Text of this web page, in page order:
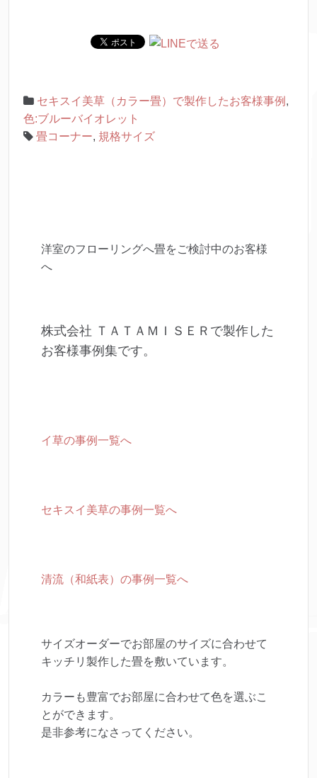
セキスイ美草（カラー畳）で製作したお客様事例 ,
色:ブルーバイオレット
畳コーナー, 規格サイズ
洋室のフローリングへ畳をご検討中のお客様
へ
株式会社 ＴＡＴＡＭＩＳＥＲで製作した
お客様事例集です。
イ草の事例一覧へ
セキスイ美草の事例一覧へ
清流（和紙表）の事例一覧へ
サイズオーダーでお部屋のサイズに合わせて
キッチリ製作した畳を敷いています。
カラーも豊富でお部屋に合わせて色を選ぶこ
とができます。
是非参考になさってください。